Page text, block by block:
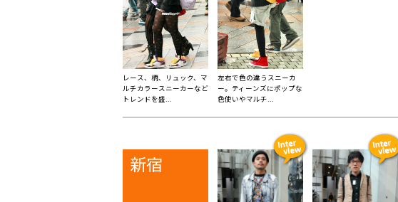
レース、柄、リュック、マ
ルチカラースニーカーなど
トレンドを盛...
左右で色の違うスニーカ
ー。ティーンズにポップな
色使いやマルチ...
新宿